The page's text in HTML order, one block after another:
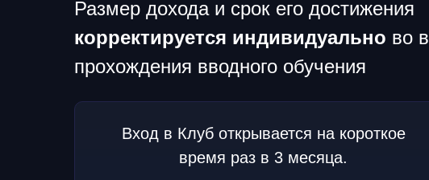
Размер дохода и срок его достижения
корректируется индивидуально во
прохождения вводного обучения
Вход в Клуб открывается на короткое
время раз в 3 месяца.